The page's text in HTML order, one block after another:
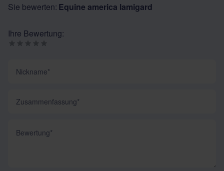
Sie bewerten: Equine america lamigard
Ihre Bewertung: